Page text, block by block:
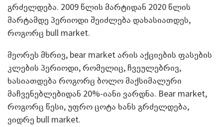
გრძელდება. 2009 წლის მარტიდან 2020 წლის
მარტამდე პერიოდი შეიძლება დახასიათდეს,
როგორც bull market.
მეორეს მხრივ, bear market არის აქციების ფასების
კლების პერიოდი, რომელიც, ჩვეულებრივ,
ხასიათდება როგორც ბოლო მაქსიმალური
მაჩვენებლებიდან 20%-იანი ვარდნა. Bear market,
როგორც წესი, უფრო ცოტა ხანს გრძელდება,
ვიდრე bull market.